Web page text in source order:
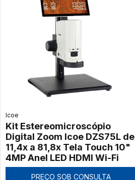
Icoe
Kit Estereomicroscópio
Digital Zoom Icoe DZS75L de
11,4x a 81,8x Tela Touch 10"
4MP Anel LED HDMI Wi-Fi
PREÇO SOB CONSULTA